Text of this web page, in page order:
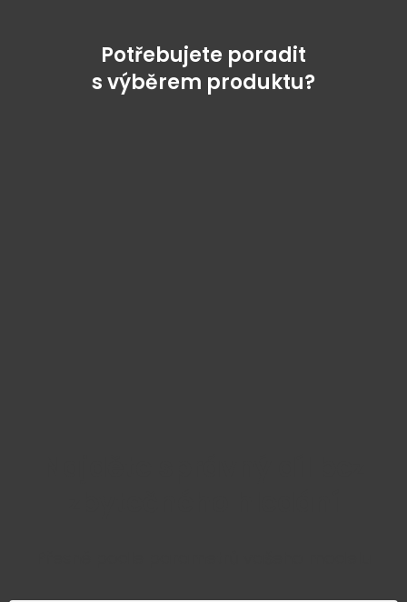
Potřebujete poradit
s výběrem produktu?